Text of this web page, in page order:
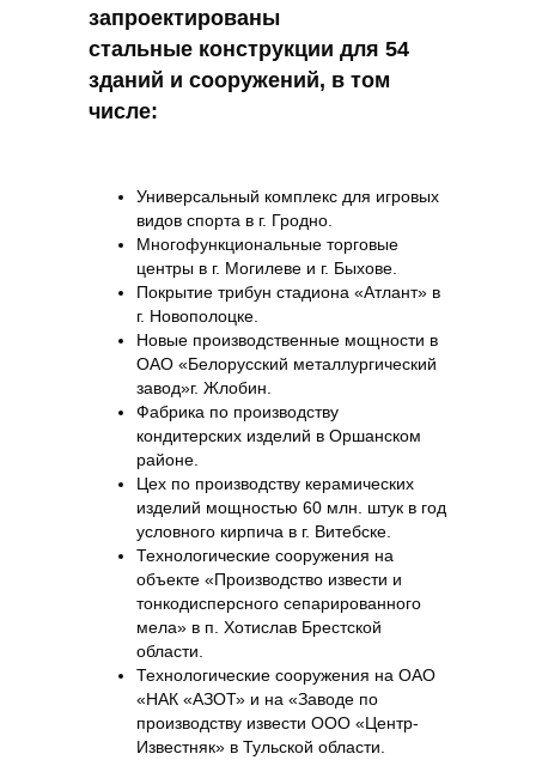
запроектированы
стальные конструкции для 54
зданий и сооружений, в том
числе:
Универсальный комплекс для игровых
видов спорта в г. Гродно.
Многофункциональные торговые
центры в г. Могилеве и г. Быхове.
Покрытие трибун стадиона «Атлант» в
г. Новополоцке.
Новые производственные мощности в
ОАО «Белорусский металлургический
завод»г. Жлобин.
Фабрика по производству
кондитерских изделий в Оршанском
районе.
Цех по производству керамических
изделий мощностью 60 млн. штук в год
условного кирпича в г. Витебске.
Технологические сооружения на
объекте «Производство извести и
тонкодисперсного сепарированного
мела» в п. Хотислав Брестской
области.
Технологические сооружения на ОАО
«НАК «АЗОТ» и на «Заводе по
производству извести ООО «Центр-
Известняк» в Тульской области.